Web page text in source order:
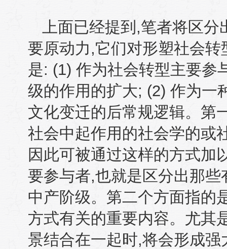
上面已经提到 ,笔者将区分
要原动力,它们对形塑社会
是: (1) 作为社会转型主要参
级的作用的扩大; (2) 作为一
文化变迁的后常规逻辑。第
社会中起作用的社会学的或
因此可被通过这样的方式加
要参与者,也就是区分出那
中产阶级。第二个方面指的
方式有关的重要内容。尤其
景结合在一起时,将会形成强